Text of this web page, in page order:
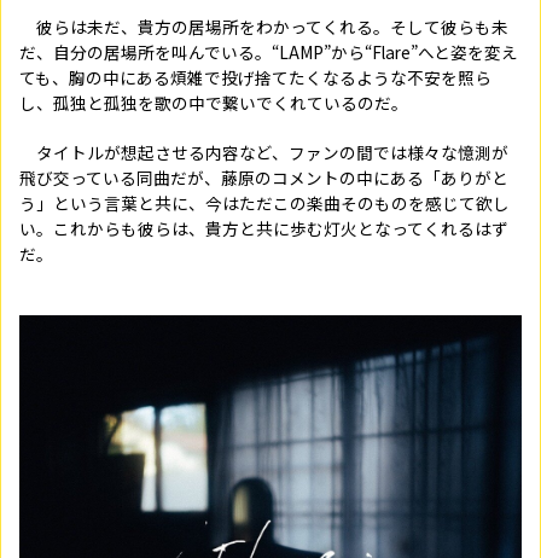
彼らは未だ、貴方の居場所をわかってくれる。そして彼らも未
だ、自分の居場所を叫んでいる。“LAMP”から“Flare”へと姿を変え
ても、胸の中にある煩雑で投げ捨てたくなるような不安を照ら
し、孤独と孤独を歌の中で繋いでくれているのだ。
タイトルが想起させる内容など、ファンの間では様々な憶測が
飛び交っている同曲だが、藤原のコメントの中にある「ありがと
う」という言葉と共に、今はただこの楽曲そのものを感じて欲し
い。これからも彼らは、貴方と共に歩む灯火となってくれるはず
だ。